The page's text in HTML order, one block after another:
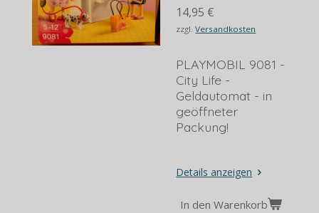
14,95 €
zzgl.Versandkosten
PLAYMOBIL 9081 -
City Life -
Geldautomat - in
geöffneter
Packung!
Details anzeigen
In den Warenkorb